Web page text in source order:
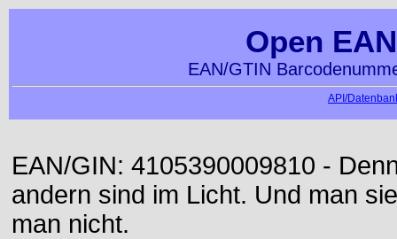
Open
EAN/GTIN
API/
EAN/GIN: 4105390009810 -
andern sind im Licht. Und man
man nicht.